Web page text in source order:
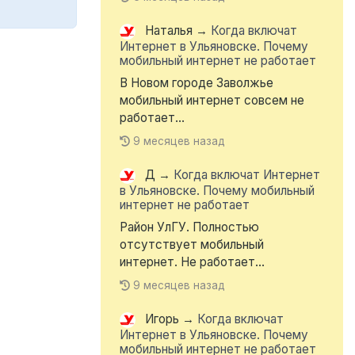
Наталья → Когда включат
Интернет в Ульяновске. Почему
мобильный интернет не работает
В Новом городе Заволжье
мобильный интернет совсем не
работает...
9 месяцев назад
Д → Когда включат Интернет
в Ульяновске. Почему мобильный
интернет не работает
Район УлГУ. Полностью
отсутствует мобильный
интернет. Не работает...
9 месяцев назад
Игорь → Когда включат
Интернет в Ульяновске. Почему
мобильный интернет не работает